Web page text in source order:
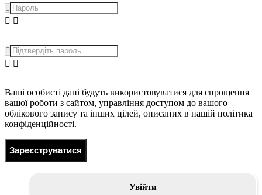
Ваші особисті дані будуть використовуватися для спрощення
вашої роботи з сайтом, управління доступом до вашого
облікового запису та інших цілей, описаних в нашій політика
конфіденційності.
Зареєструватися
Увійти